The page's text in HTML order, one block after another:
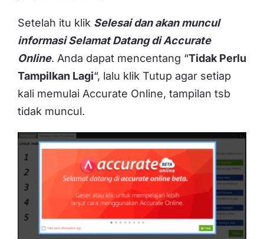
Setelah itu klik Selesai dan akan muncul
informasi Selamat Datang di Accurate
Online. Anda dapat mencentang “Tidak Perlu
Tampilkan Lagi“, lalu klik Tutup agar setiap
kali memulai Accurate Online, tampilan tsb
tidak muncul.